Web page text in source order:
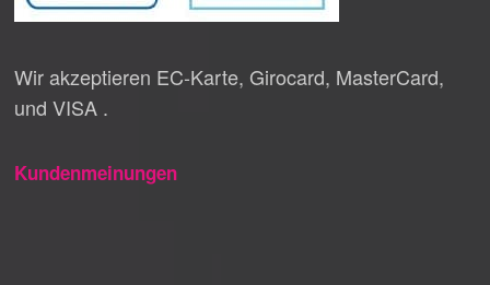
Wir akzeptieren EC-Karte, Girocard, MasterCard,
und VISA .
Kundenmeinungen